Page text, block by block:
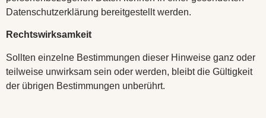
Datenschutzerklärung bereitgestellt werden.
Rechtswirksamkeit
Sollten einzelne Bestimmungen dieser Hinweise ganz oder
teilweise unwirksam sein oder werden, bleibt die Gültigkeit
der übrigen Bestimmungen unberührt.